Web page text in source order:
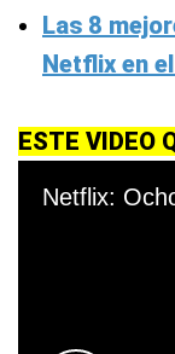
Las 8
Netflix en
ESTE VIDEO